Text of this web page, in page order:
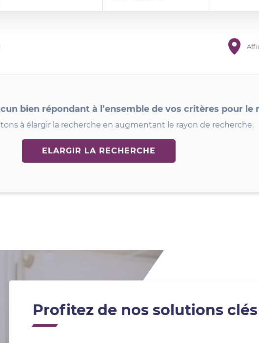
bien répondant à l’ensemble de vos critères pour le
à élargir la recherche en augmentant le rayon de recherche.
ELARGIR LA RECHERCHE
Profitez de nos solutions